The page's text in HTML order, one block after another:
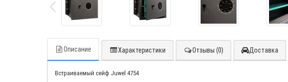
Описание Характеристики Отзывы (0) Доставка
Встраиваемый сейф Juwel 4754